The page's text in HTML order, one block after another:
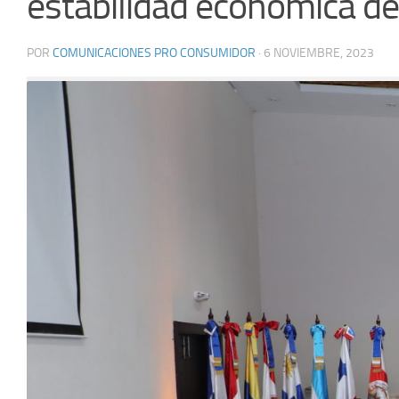
POR COMUNICACIONES PRO CONSUMIDOR · 6 NOVIEMBRE, 2023